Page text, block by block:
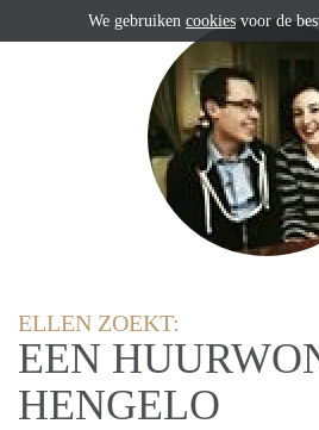
ELLEN ZOEKT:
EEN
HENGELO
We gebruiken cookies voor de